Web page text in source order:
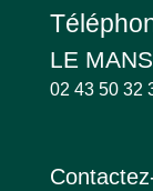
LE MANS
02 43 50 32